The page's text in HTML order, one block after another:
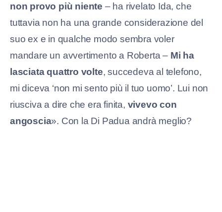
non provo più niente – ha rivelato Ida, che
tuttavia non ha una grande considerazione del
suo ex e in qualche modo sembra voler
mandare un avvertimento a Roberta – Mi ha
lasciata quattro volte, succedeva al telefono,
mi diceva ‘non mi sento più il tuo uomo’. Lui non
riusciva a dire che era finita, vivevo con
angoscia». Con la Di Padua andrà meglio?